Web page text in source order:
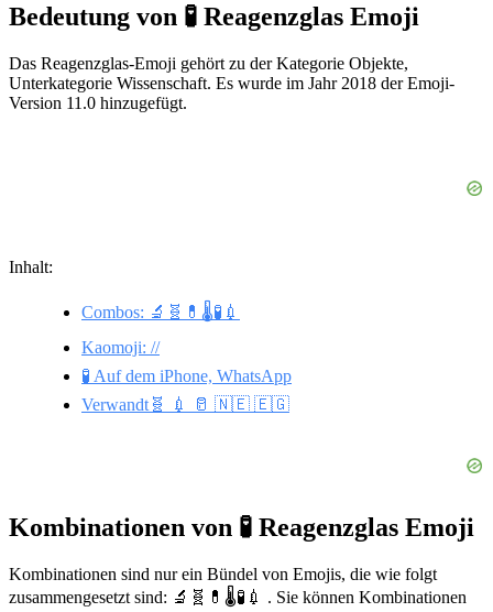
Bedeutung von 🧪 Reagenzglas Emoji
Das Reagenzglas-Emoji gehört zu der Kategorie Objekte,
Unterkategorie Wissenschaft. Es wurde im Jahr 2018 der Emoji-
Version 11.0 hinzugefügt.
Inhalt:
Combos: 🔬🧬💊🌡🧪💉
Kaomoji: //
🧪 Auf dem iPhone, WhatsApp
Verwandt🧬 💉 🥛 🇳🇪 🇪🇬
Kombinationen von 🧪 Reagenzglas Emoji
Kombinationen sind nur ein Bündel von Emojis, die wie folgt
zusammengesetzt sind: 🔬🧬💊🌡🧪💉 . Sie können Kombinationen